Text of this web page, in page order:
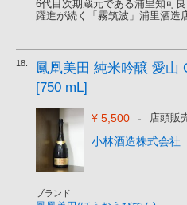
6代目次期蔵元である浦里知可
躍進が続く「霧筑波」浦里酒造
18.
鳳凰美田 純米吟醸 愛山
[750 mL]
¥ 5,500 - 店頭販
小林酒造株式会社
ブランド